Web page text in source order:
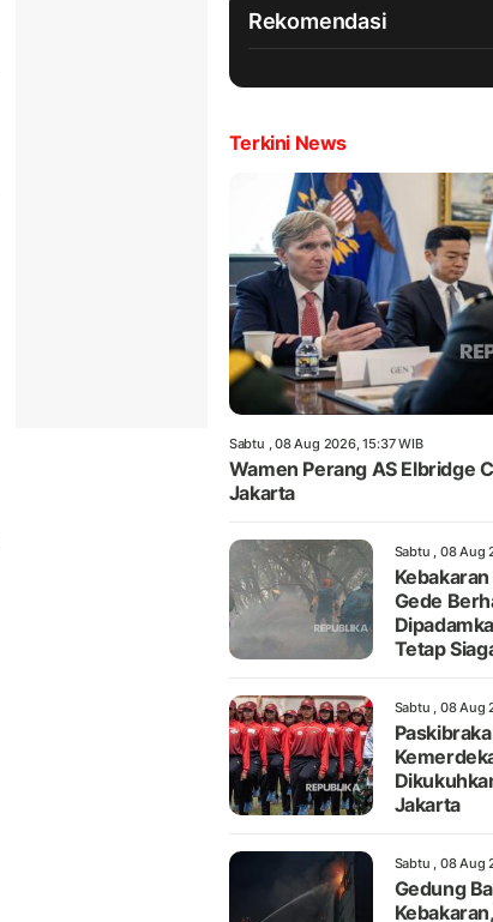
Rekomendasi
Terkini News
Sabtu , 08 Aug 2026, 15:37 WIB
Wamen Perang AS Elbridge
Jakarta
Sabtu , 08 Aug
Gede
Tetap
Sabtu , 08 Aug
Jakarta
Sabtu , 08 Aug
Gedung